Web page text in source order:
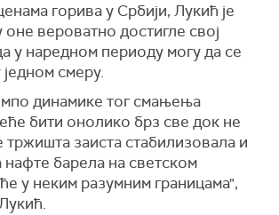
горива у Србији, Лукић је
вероватно достигле свој
у наредном периоду могу да се
смеру.
динамике тог смањења
бити онолико брз све док не
тржишта заиста стабилизовала и
нафте барела на светском
у неким разумним границама",